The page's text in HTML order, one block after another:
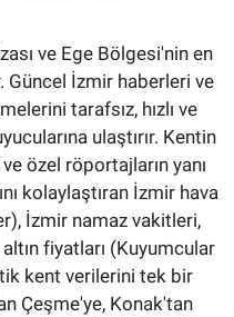
ve Ege Bölgesi'nin en
Güncel İzmir haberleri ve
tarafsız, hızlı ve
ulaştırır. Kentin
özel röportajların yanı
kolaylaştıran İzmir hava
İzmir namaz vakitleri,
fiyatları (Kuyumcular
kent verilerini tek bir
Çeşme'ye, Konak'tan